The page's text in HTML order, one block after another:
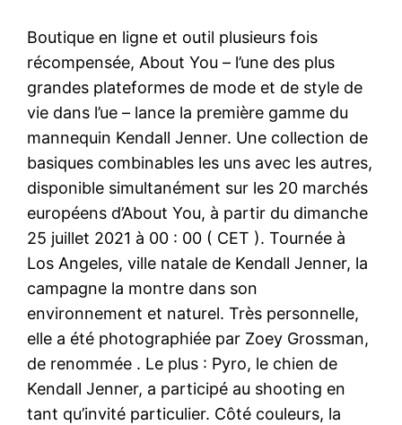
​Boutique en ligne et outil plusieurs fois
récompensée, About You – l’une des plus
grandes plateformes de mode et de style de
vie dans l’ue – lance la première gamme du
mannequin Kendall Jenner. Une collection de
basiques combinables les uns avec les autres,
disponible simultanément sur les 20 marchés
européens d’About You, à partir du dimanche
25 juillet 2021 à 00 : 00 ( CET ). Tournée à
Los Angeles, ville natale de Kendall Jenner, la
campagne la montre dans son
environnement et naturel. Très personnelle,
elle a été photographiée par Zoey Grossman,
de renommée . Le plus : Pyro, le chien de
Kendall Jenner, a participé au shooting en
tant qu’invité particulier. Côté couleurs, la